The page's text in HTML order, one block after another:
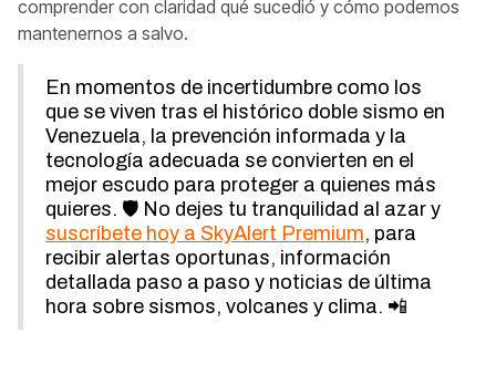
comprender con claridad qué sucedió y cómo podemos
mantenernos a salvo.
En momentos de incertidumbre como los
que se viven tras el histórico doble sismo en
Venezuela, la prevención informada y la
tecnología adecuada se convierten en el
mejor escudo para proteger a quienes más
quieres. 🛡️ No dejes tu tranquilidad al azar y
suscríbete hoy a SkyAlert Premium, para
recibir alertas oportunas, información
detallada paso a paso y noticias de última
hora sobre sismos, volcanes y clima. 📲